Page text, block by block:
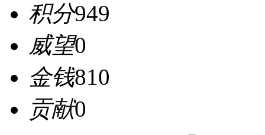
积分949
威望0
金钱810
贡献0